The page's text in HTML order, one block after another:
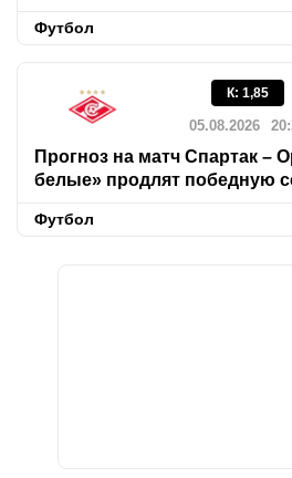
Футбол
К: 1,85
05.08.2026
Прогноз на матч Спартак –
белые» продлят победную
Футбол